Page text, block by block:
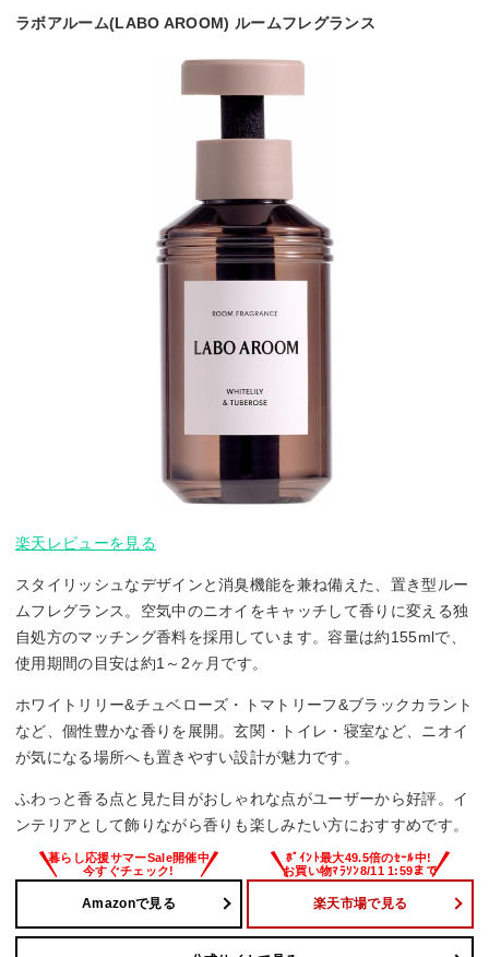
ラボアルーム(LABO AROOM) ルームフレグランス
楽天レビューを見る
スタイリッシュなデザインと消臭機能を兼ね備えた、置き型ルー
ムフレグランス。空気中のニオイをキャッチして香りに変える独
自処方のマッチング香料を採用しています。容量は約155mlで、
使用期間の目安は約1～2ヶ月です。
ホワイトリリー&チュベローズ・トマトリーフ&ブラックカラント
など、個性豊かな香りを展開。玄関・トイレ・寝室など、ニオイ
が気になる場所へも置きやすい設計が魅力です。
ふわっと香る点と見た目がおしゃれな点がユーザーから好評。イ
ンテリアとして飾りながら香りも楽しみたい方におすすめです。
Amazonで見る 楽天市場で見る